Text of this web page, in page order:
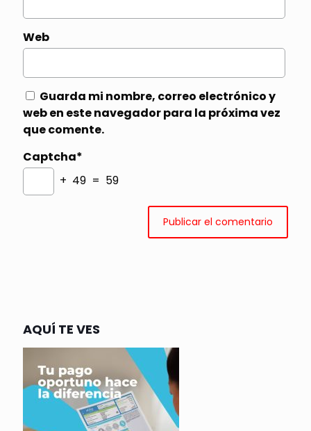
Web
Guarda mi nombre, correo electrónico y
web en este navegador para la próxima vez
que comente.
Captcha*
+ 49 = 59
AQUÍ TE VES